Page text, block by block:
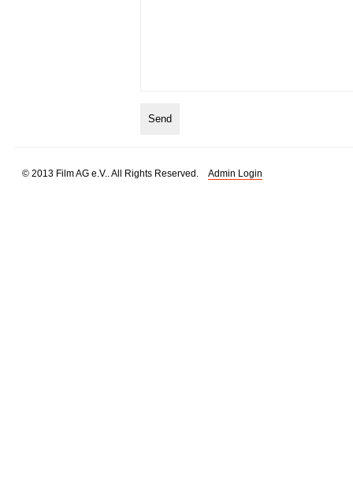
© 2013 Film AG e.V.. All Rights Reserved. Admin Login